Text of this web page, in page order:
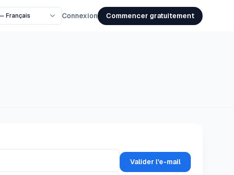
Connexion Commencer gratuitement
Valider l'e-mail